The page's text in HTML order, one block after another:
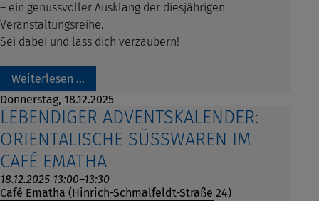
– ein genussvoller Ausklang der diesjährigen
Veranstaltungsreihe.
Sei dabei und lass dich verzaubern!
Weiterlesen …
Donnerstag, 18.12.2025
LEBENDIGER ADVENTSKALENDER:
ORIENTALISCHE SÜSSWAREN IM C
AFÉ EMATHA
18.12.2025 13:00–13:30
Café Ematha (Hinrich-Schmalfeldt-Straße 24)